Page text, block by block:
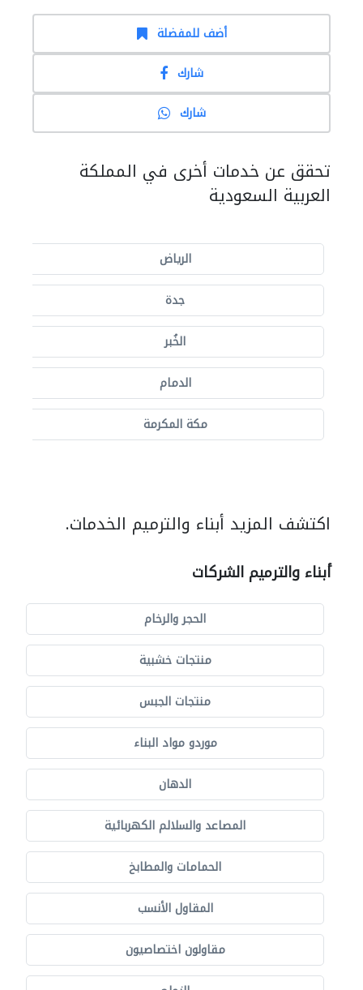
أضف للمفضلة
شارك
شارك
تحقق عن خدمات أخرى في المملكة
العربية السعودية
الرياض
جدة
الخُبر
الدمام
مكة المكرمة
اكتشف المزيد أبناء والترميم الخدمات.
أبناء والترميم الشركات
الحجر والرخام
منتجات خشبية
منتجات الجبس
موردو مواد البناء
الدهان
المصاعد والسلالم الكهربائية
الحمامات والمطابخ
المقاول الأنسب
مقاولون اختصاصيون